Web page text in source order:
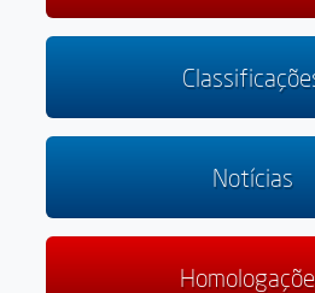
Notícias